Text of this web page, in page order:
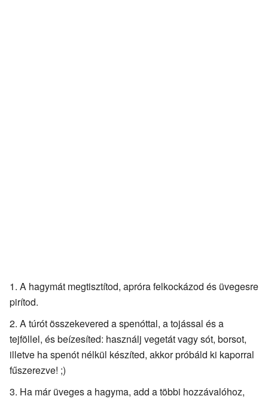
A hagymát megtisztítod, apróra felkockázod és üvegesre
pirítod.
A túrót összekevered a spenóttal, a tojással és a
tejföllel, és beízesíted: használj vegetát vagy sót, borsot,
illetve ha spenót nélkül készíted, akkor próbáld ki kaporral
fűszerezve! ;)
Ha már üveges a hagyma, add a többi hozzávalóhoz,